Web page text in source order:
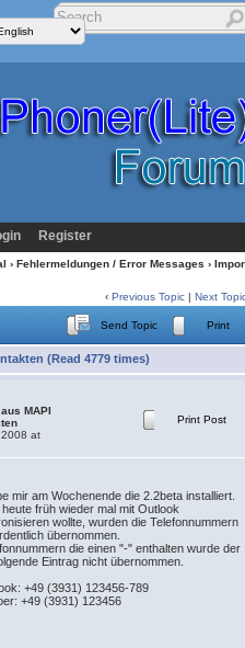
Register
› Fehlermeldungen / Error Messages ›
‹ Previous Topic | Next
Send Topic Print
(Read 4779 times)
MAPI
at
Print Post
mir am Wochenende die 2.2beta installiert.
früh wieder mal mit Outlook
wollte, wurden die Telefonnummern
übernommen.
die einen "-" enthalten wurde der
Eintrag nicht übernommen.
+49 (3931) 123456-789
+49 (3931) 123456